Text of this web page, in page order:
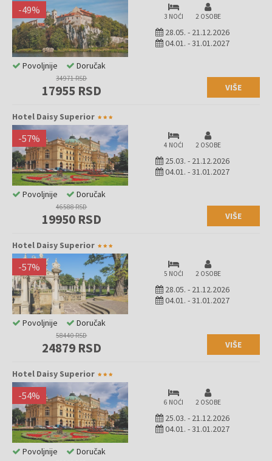
-49% 3 NOĆI 2 OSOBE
28.05. - 21.12.2026
04.01. -31.01.2027
34971 RSD
17955 RSD VIŠE
Povoljnije Doručak
Hotel Daisy Superior
-57% 4 NOĆI 2 OSOBE
25.03. - 21.12.2026
04.01. -31.01.2027
46588 RSD
19950 RSD VIŠE
Povoljnije Doručak
Hotel Daisy Superior
-57% 5 NOĆI 2 OSOBE
28.05. - 21.12.2026
04.01. -31.01.2027
58440 RSD
24879 RSD VIŠE
Povoljnije Doručak
Hotel Daisy Superior
-54% 6 NOĆI 2 OSOBE
25.03. - 21.12.2026
04.01. -31.01.2027
Povoljnije Doručak